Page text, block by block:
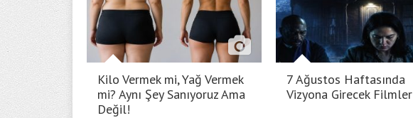
Kilo Vermek mi, Yağ Vermek
mi? Aynı Şey Sanıyoruz Ama
Değil!
7 Ağustos Haftasında
Vizyona Girecek Filmler